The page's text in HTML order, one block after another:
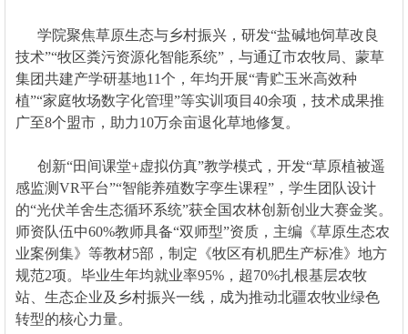
学院聚焦草原生态与乡村振兴，研发“盐碱地饲草改良
技术”“牧区粪污资源化智能系统”，与通辽市农牧局、蒙草
集团共建产学研基地11个，年均开展“青贮玉米高效种
植”“家庭牧场数字化管理”等实训项目40余项，技术成果推
广至8个盟市，助力10万余亩退化草地修复。
创新“田间课堂+虚拟仿真”教学模式，开发“草原植被遥
感监测VR平台”“智能养殖数字孪生课程”，学生团队设计
的“光伏羊舍生态循环系统”获全国农林创新创业大赛金奖。
师资队伍中60%教师具备“双师型”资质，主编《草原生态农
业案例集》等教材5部，制定《牧区有机肥生产标准》地方
规范2项。毕业生年均就业率95%，超70%扎根基层农牧
站、生态企业及乡村振兴一线，成为推动北疆农牧业绿色
转型的核心力量。